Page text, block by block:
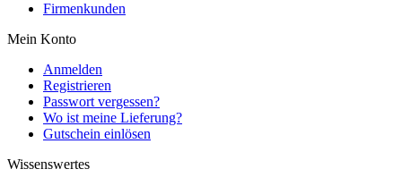
Firmenkunden
Mein Konto
Anmelden
Registrieren
Passwort vergessen?
Wo ist meine Lieferung?
Gutschein einlösen
Wissenswertes